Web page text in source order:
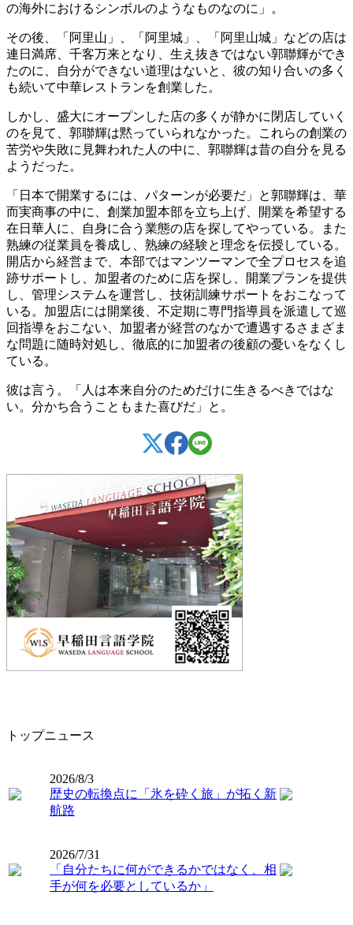
の海外におけるシンボルのようなものなのに」。
その後、「阿里山」、「阿里城」、「阿里山城」などの店は
連日満席、千客万来となり、生え抜きではない郭聯輝ができ
たのに、自分ができない道理はないと、彼の知り合いの多く
も続いて中華レストランを創業した。
しかし、盛大にオープンした店の多くが静かに閉店していく
のを見て、郭聯輝は黙っていられなかった。これらの創業の
苦労や失敗に見舞われた人の中に、郭聯輝は昔の自分を見る
ようだった。
「日本で開業するには、パターンが必要だ」と郭聯輝は、華
而実商事の中に、創業加盟本部を立ち上げ、開業を希望する
在日華人に、自身に合う業態の店を探してやっている。また
熟練の従業員を養成し、熟練の経験と理念を伝授している。
開店から経営まで、本部ではマンツーマンで全プロセスを追
跡サポートし、加盟者のために店を探し、開業プランを提供
し、管理システムを運営し、技術訓練サポートをおこなって
いる。加盟店には開業後、不定期に専門指導員を派遣して巡
回指導をおこない、加盟者が経営のなかで遭遇するさまざま
な問題に随時対処し、徹底的に加盟者の後顧の憂いをなくし
ている。
彼は言う。「人は本来自分のためだけに生きるべきではな
い。分かち合うこともまた喜びだ」と。
トップニュース
2026/8/3
歴史の転換点に「氷を砕く旅」が拓く新
航路
2026/7/31
「自分たちに何ができるかではなく、相
手が何を必要としているか」